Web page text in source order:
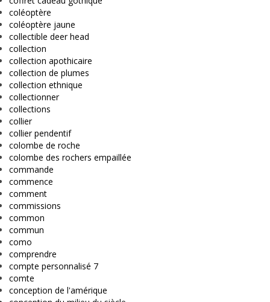
coléoptère
coléoptère jaune
collectible deer head
collection
collection apothicaire
collection de plumes
collection ethnique
collectionner
collections
collier
collier pendentif
colombe de roche
colombe des rochers empaillée
commande
commence
comment
commissions
common
commun
como
comprendre
compte personnalisé 7
comte
conception de l'amérique